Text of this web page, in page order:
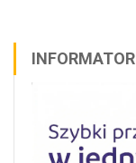
INFORMATOR